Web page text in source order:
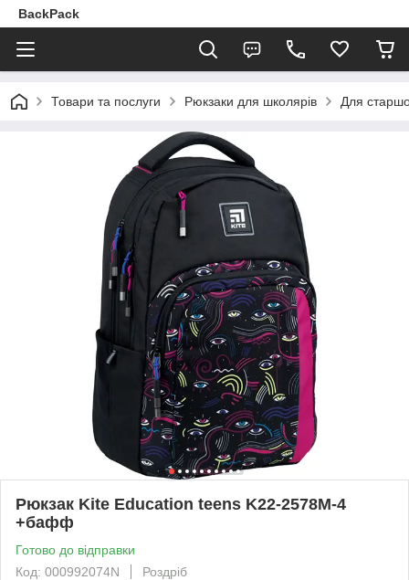
BackPack
Товари та послуги Рюкзаки для школярів Для
Рюкзак Kite Education teens K22-2578M-4
+бафф
Готово до відправки
Код: 000992074N
Роздріб